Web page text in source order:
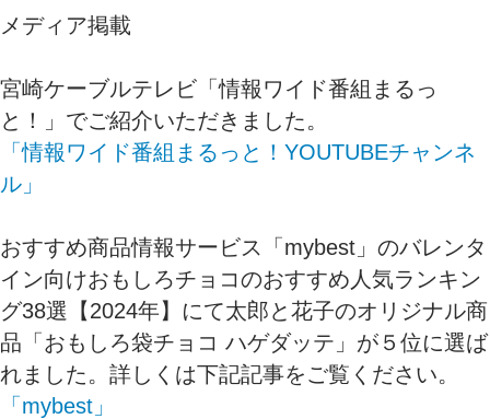
メディア掲載
宮崎ケーブルテレビ「情報ワイド番組まるっ
と！」でご紹介いただきました。
「情報ワイド番組まるっと！YOUTUBEチャンネ
ル」
おすすめ商品情報サービス「mybest」のバレンタ
イン向けおもしろチョコのおすすめ人気ランキン
グ38選【2024年】にて太郎と花子のオリジナル商
品「おもしろ袋チョコ ハゲダッテ」が５位に選ば
れました。詳しくは下記記事をご覧ください。
「mybest」